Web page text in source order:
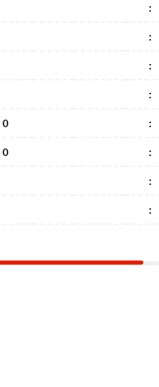
:
:
:
:
0 :
0 :
:
:
:
:
:
:
0 :
0 :
:
: